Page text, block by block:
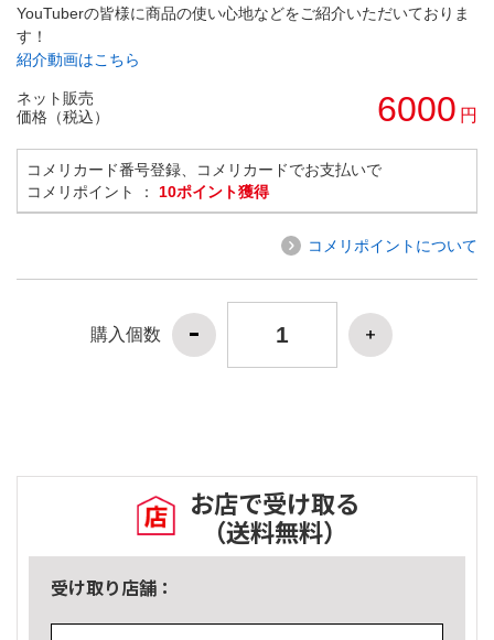
YouTuberの皆様に商品の使い心地などをご紹介いただいておりま
す！
紹介動画はこちら
ネット販売
価格（税込）
6000 円
コメリカード番号登録、コメリカードでお支払いで
コメリポイント ： 10ポイント獲得
コメリポイントについて
購入個数
お店で受け取る
（送料無料）
受け取り店舗：